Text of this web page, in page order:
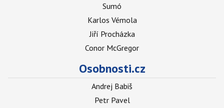
Sumó
Karlos Vémola
Jiří Procházka
Conor McGregor
Osobnosti.cz
Andrej Babiš
Petr Pavel